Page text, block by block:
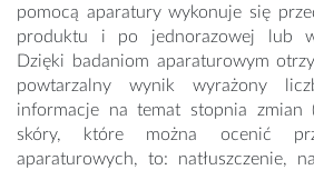
pomocą aparatury wykonuje się
produktu i po jednorazowej lub
Dzięki badaniom aparaturowym
powtarzalny wynik wyrażony
informacje na temat stopnia zmian
skóry, które można ocenić
aparaturowych, to: natłuszczenie,